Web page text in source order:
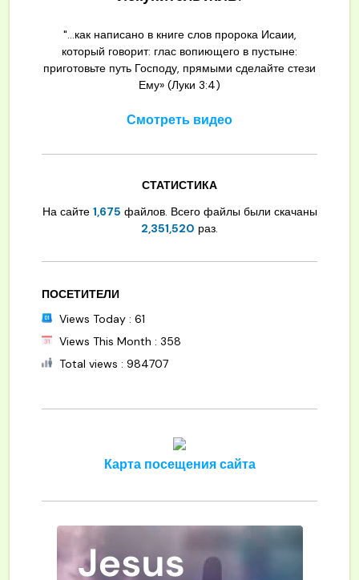
"...как написано в книге слов пророка Исаии,
который говорит: глас вопиющего в пустыне:
приготовьте путь Господу, прямыми сделайте стези
Ему» (Луки 3:4)
Смотреть видео
СТАТИСТИКА
На сайте 1,675 файлов. Всего файлы были скачаны
2,351,520 раз.
ПОСЕТИТЕЛИ
Views Today : 61
Views This Month : 358
Total views : 984707
Карта посещения сайта